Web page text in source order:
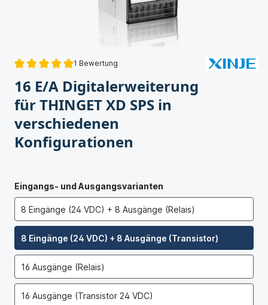
1 Bewertung
16 E/A Digitalerweiterung
für THINGET XD SPS in
verschiedenen
Konfigurationen
Eingangs- und Ausgangsvarianten
8 Eingänge (24 VDC) + 8 Ausgänge (Relais)
8 Eingänge (24 VDC) + 8 Ausgänge (Transistor)
16 Ausgänge (Relais)
16 Ausgänge (Transistor 24 VDC)